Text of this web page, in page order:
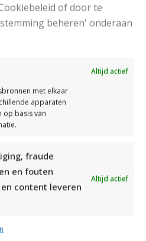
of door te
beheren' onderaan
Altijd actief
met elkaar
apparaten
op basis van
fraude
en fouten
content leveren
Altijd actief